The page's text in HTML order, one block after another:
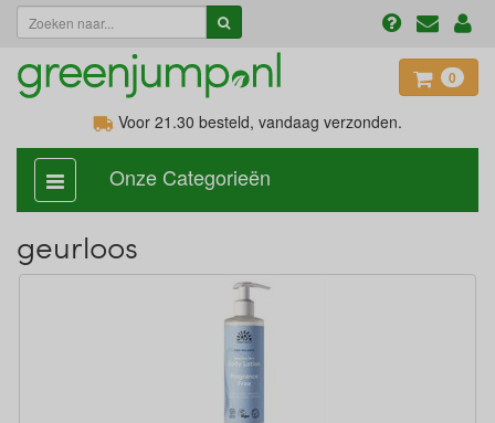
0
Voor 21.30 besteld, vandaag verzonden.
categorie
aan,
Onze Categorieën
geurloos